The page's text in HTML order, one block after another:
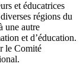
etéducatrices
diverses régions du
une autre
etd’éducation.
le Comité